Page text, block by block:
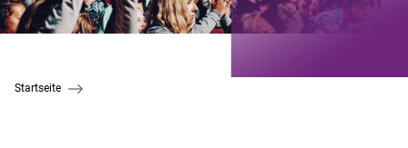
Startseite